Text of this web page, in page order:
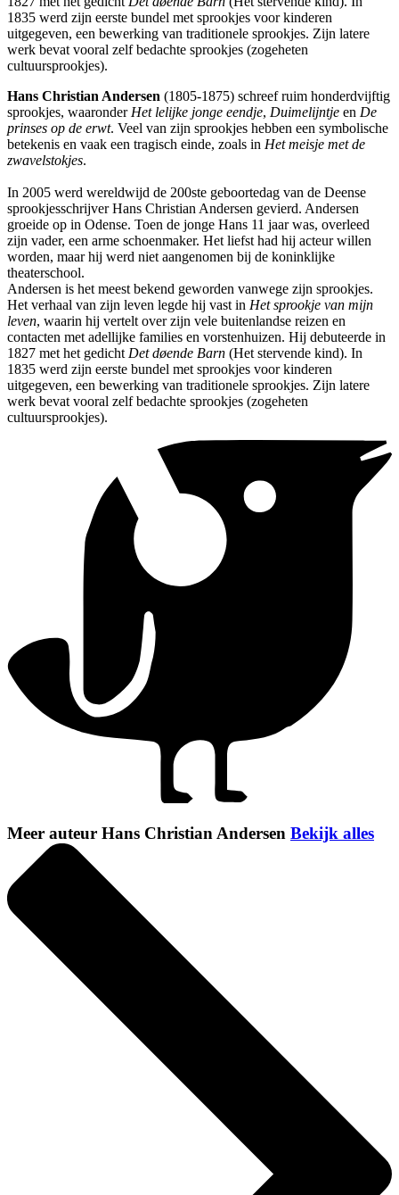
1835 werd zijn eerste bundel met sprookjes voor kinderen
uitgegeven, een bewerking van traditionele sprookjes. Zijn latere
werk bevat vooral zelf bedachte sprookjes (zogeheten
cultuursprookjes).
Hans Christian Andersen (1805-1875) schreef ruim honderdvijftig
sprookjes, waaronder Het lelijke jonge eendje, Duimelijntje en De
prinses op de erwt. Veel van zijn sprookjes hebben een symbolische
betekenis en vaak een tragisch einde, zoals in Het meisje met de
zwavelstokjes.
In 2005 werd wereldwijd de 200ste geboortedag van de Deense
sprookjesschrijver Hans Christian Andersen gevierd. Andersen
groeide op in Odense. Toen de jonge Hans 11 jaar was, overleed
zijn vader, een arme schoenmaker. Het liefst had hij acteur willen
worden, maar hij werd niet aangenomen bij de koninklijke
theaterschool.
Andersen is het meest bekend geworden vanwege zijn sprookjes.
Het verhaal van zijn leven legde hij vast in Het sprookje van mijn
leven, waarin hij vertelt over zijn vele buitenlandse reizen en
contacten met adellijke families en vorstenhuizen. Hij debuteerde in
1827 met het gedicht Det døende Barn (Het stervende kind). In
1835 werd zijn eerste bundel met sprookjes voor kinderen
uitgegeven, een bewerking van traditionele sprookjes. Zijn latere
werk bevat vooral zelf bedachte sprookjes (zogeheten
cultuursprookjes).
Meer auteur Hans Christian Andersen Bekijk alles